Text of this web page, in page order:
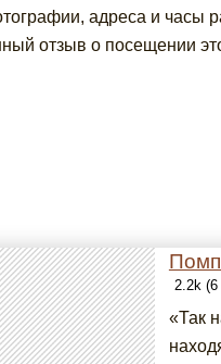
адреса и часы
отзыв о посещении
2.2k
«Так